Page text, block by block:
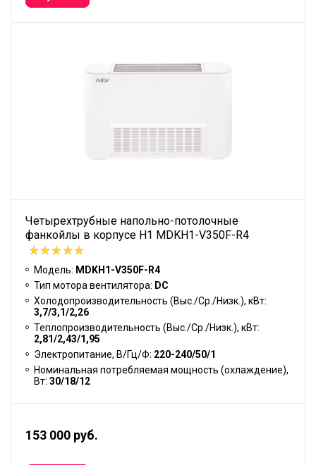
Четырехтрубные напольно-потолочные
фанкойлы в корпусе H1 MDKH1-V350F-R4
Модель: MDKH1-V350F-R4
Тип мотора вентилятора: DC
Холодопроизводительность (Выс./Ср./Низк.), кВт:
3,7/3,1/2,26
Теплопроизводительность (Выс./Ср./Низк.), кВт:
2,81/2,43/1,95
Электропитание, В/Гц/Ф: 220-240/50/1
Номинальная потребляемая мощность (охлаждение),
Вт: 30/18/12
153 000 руб.